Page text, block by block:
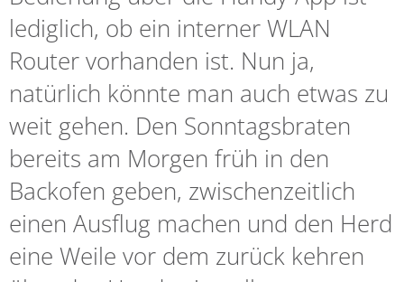
lediglich, ob ein interner WLAN
Router vorhanden ist. Nun ja,
natürlich könnte man auch etwas zu
weit gehen. Den Sonntagsbraten
bereits am Morgen früh in den
Backofen geben, zwischenzeitlich
einen Ausflug machen und den Herd
eine Weile vor dem zurück kehren